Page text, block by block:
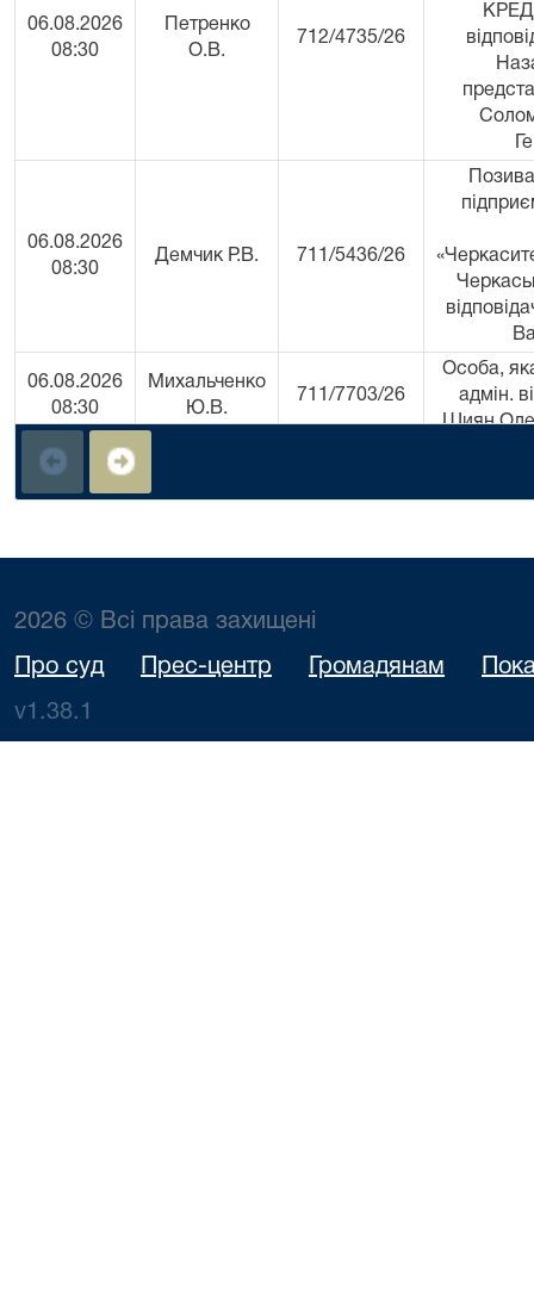
06.08.2026
08:30
Петренко
О.В.
712/4735/26
06.08.2026
08:30
Демчик Р.В. 711/5436/26
06.08.2026
08:30
Михальченко
Ю.В.
711/7703/26
Особа,
адмін.
Шиян
711/7941/26
2026 © Всі права захищені
Про суд Прес-центр Громадянам
v1.38.1